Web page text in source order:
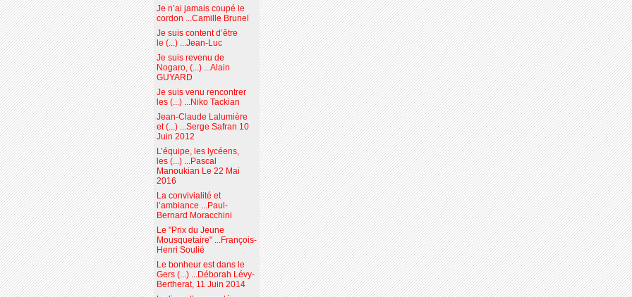
Je n’ai jamais coupé le
cordon ...Camille Brunel
Je suis content d’être
le (...) ...Jean-Luc
Je suis revenu de
Nogaro, (...) ...Alain
GUYARD
Je suis venu rencontrer
les (...) ...Niko Tackian
Jean-Claude Lalumière
et (...) ...Serge Safran 10
Juin 2012
L’équipe, les lycéens,
les (...) ...Pascal
Manoukian Le 22 Mai
2016
La convivialité et
l’ambiance ...Paul-
Bernard Moracchini
Le "Prix du Jeune
Mousquetaire" ...François-
Henri Soulié
Le bonheur est dans le
Gers (...) ...Déborah Lévy-
Bertherat, 11 Juin 2014